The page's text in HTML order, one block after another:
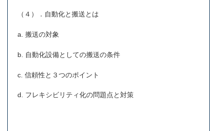
（４）．自動化と搬送とは
a. 搬送の対象
b. 自動化設備としての搬送の条件
c. 信頼性と３つのポイント
d. フレキシビリティ化の問題点と対策